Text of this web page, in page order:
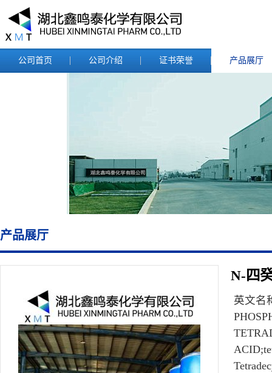
公司首页 公司介绍 证书荣誉 产品展厅
产品展厅
N-四
英文名